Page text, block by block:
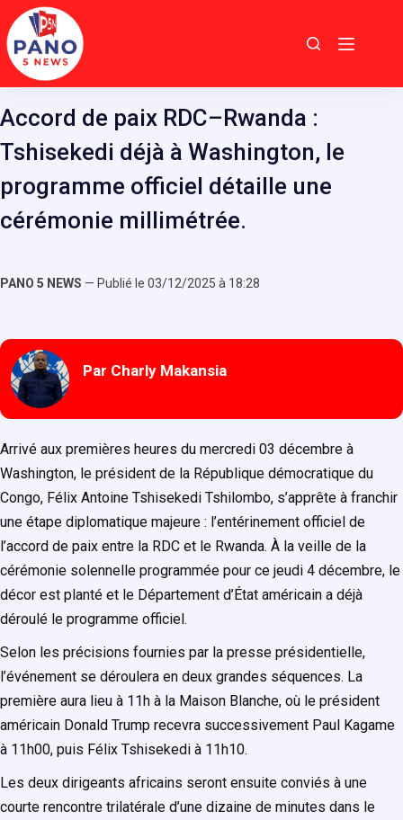
Passer
au
contenu
Accord de paix RDC–Rwanda :
Tshisekedi déjà à Washington, le
programme officiel détaille une
cérémonie millimétrée.
PANO 5 NEWS — Publié le 03/12/2025 à 18:28
Par Charly Makansia
Arrivé aux premières heures du mercredi 03 décembre à
Washington, le président de la République démocratique du
Congo, Félix Antoine Tshisekedi Tshilombo, s’apprête à franchir
une étape diplomatique majeure : l’entérinement officiel de
l’accord de paix entre la RDC et le Rwanda. À la veille de la
cérémonie solennelle programmée pour ce jeudi 4 décembre, le
décor est planté et le Département d’État américain a déjà
déroulé le programme officiel.
Selon les précisions fournies par la presse présidentielle,
l’événement se déroulera en deux grandes séquences. La
première aura lieu à 11h à la Maison Blanche, où le président
américain Donald Trump recevra successivement Paul Kagame
à 11h00, puis Félix Tshisekedi à 11h10.
Les deux dirigeants africains seront ensuite conviés à une
courte rencontre trilatérale d’une dizaine de minutes dans le